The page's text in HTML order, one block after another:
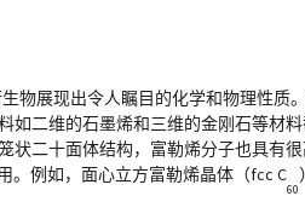
物展现出令人瞩目的化学和物理性质
如二维的石墨烯和三维的金刚石等材
状二十面体结构，富勒烯分子也具有
。例如，面心立方富勒烯晶体（fcc C
60